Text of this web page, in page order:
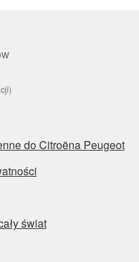
do Citroëna Peugeot
świat